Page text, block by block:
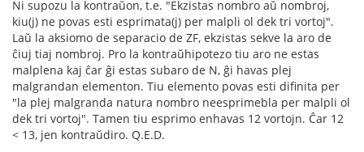
Ni supozu la kontraŭon, t.e. "Ekzistas nombro aŭ nombroj,
kiu(j) ne povas esti esprimata(j) per malpli ol dek tri vortoj".
Laŭ la aksiomo de separacio de ZF, ekzistas sekve la aro de
ĉiuj tiaj nombroj. Pro la kontraŭhipotezo tiu aro ne estas
malplena kaj ĉar ĝi estas subaro de N, ĝi havas plej
malgrandan elementon. Tiu elemento povas esti difinita per
"la plej malgranda natura nombro neesprimebla per malpli ol
dek tri vortoj". Tamen tiu esprimo enhavas 12 vortojn. Ĉar 12
< 13, jen kontraŭdiro. Q.E.D.